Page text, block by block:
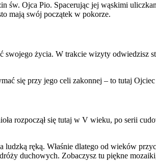
św. Ojca Pio. Spacerując jej wąskimi
mają swój początek w pokorze.
życia. W trakcie wizyty odwiedzisz
się przy jego celi zakonnej – to tutaj Ojciec
rozpoczął się tutaj w V wieku, po serii
ręką. Właśnie dlatego od wieków
duchowych. Zobaczysz tu piękne